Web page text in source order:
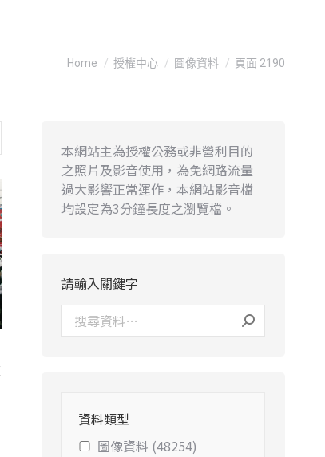
You are here:
Home 授權中心 圖像資料 頁面 2190
本網站主為授權公務或非營利目的
之照片及影音使用，為免網路流量
過大影響正常運作，本網站影音檔
均設定為3分鐘長度之瀏覽檔。
請輸入關鍵字
資料類型
圖像資料 (48254)